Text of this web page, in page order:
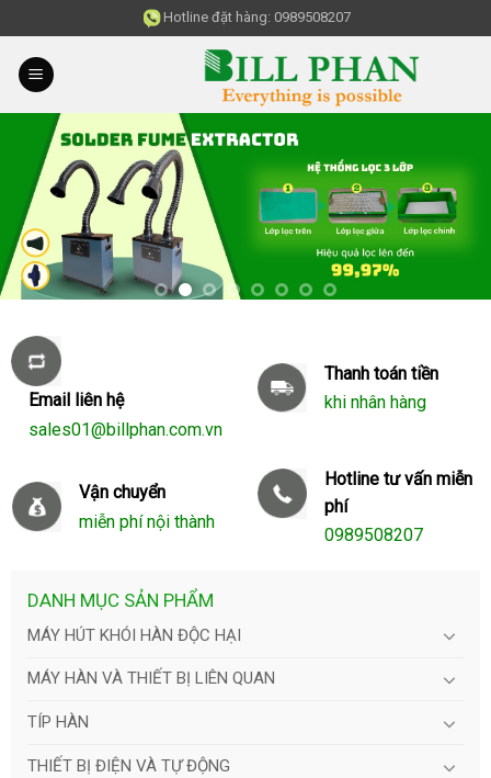
to
content
Hotline đặt hàng: 0989508207
Email liên hệ
sales01@billphan.com.vn
Thanh toán tiền
khi nhân hàng
Vận chuyển
miễn phí nội thành
Hotline tư vấn miễn
phí
0989508207
DANH MỤC SẢN PHẨM
MÁY HÚT KHÓI HÀN ĐỘC HẠI
MÁY HÀN VÀ THIẾT BỊ LIÊN QUAN
TÍP HÀN
THIẾT BỊ ĐIỆN VÀ TỰ ĐỘNG